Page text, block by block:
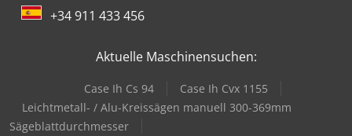
+34 911 433 456
Aktuelle Maschinensuchen:
Case Ih Cs 94
Case Ih Cvx 1155
Leichtmetall- / Alu-Kreissägen manuell 300-369mm
Sägeblattdurchmesser